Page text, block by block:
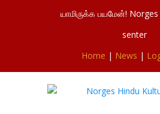
யாமிருக்க பயமேன்!
senter
Home | News |